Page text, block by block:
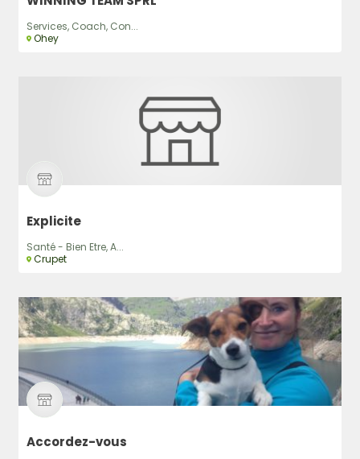
Services, Coach, Con...
Ohey
Explicite
Santé - Bien Etre, A...
Crupet
Accordez-vous